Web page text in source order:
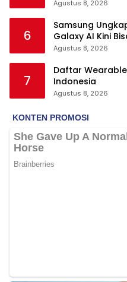
Agustus 8, 2026
6
Samsung
Galaxy AI Kini
Agustus 8, 2026
7
Daftar
Indonesia
Agustus 8, 2026